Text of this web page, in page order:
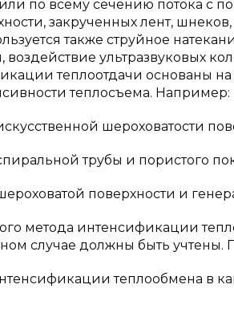
по всему сечению потока с
закрученных лент,
также струйное
воздействие ультразвуковых
теплоотдачи основаны
теплосъема. Например:
шероховатости
трубы и пористого
поверхности и
метода интенсификации
случае должны быть
теплообмена в